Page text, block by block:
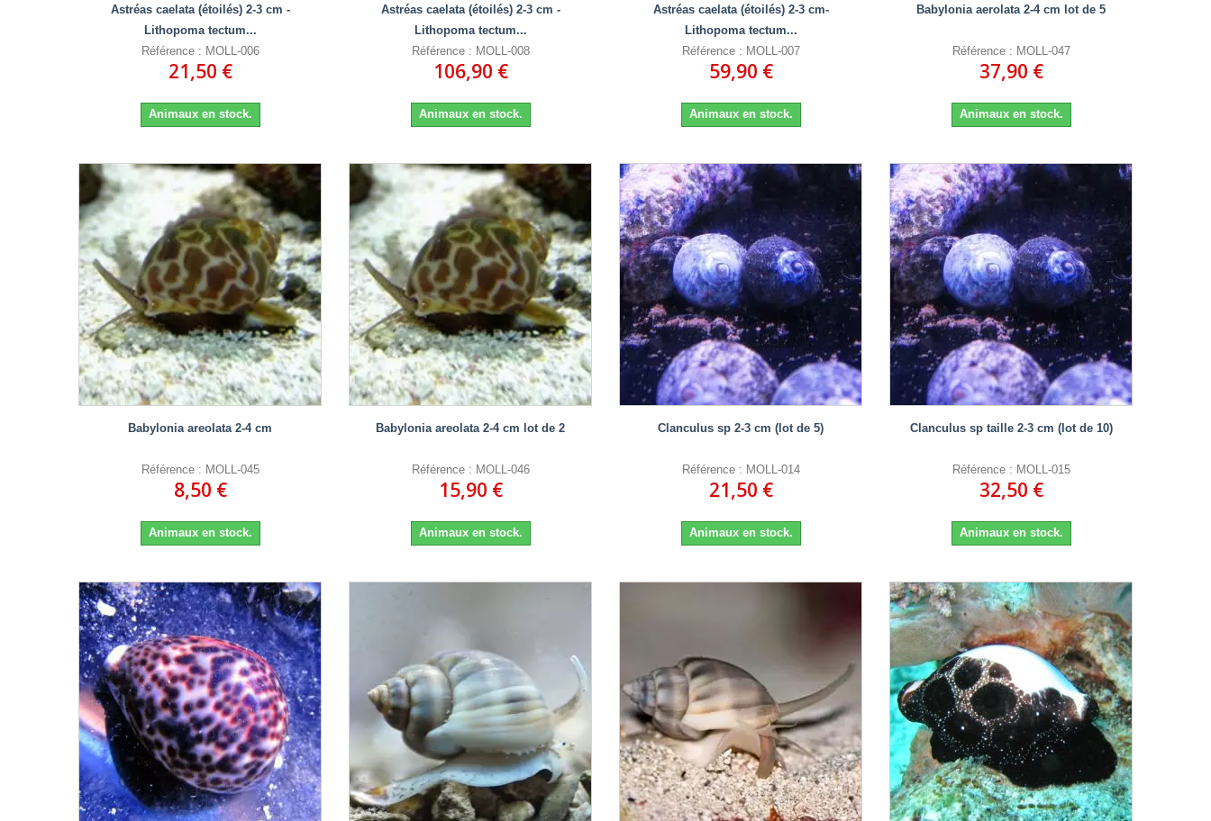
Astréas caelata (étoilés) 2-3 cm -
Lithopoma tectum...
Référence : MOLL-006
21,50 €
Animaux en stock.
Astréas caelata (étoilés) 2-3 cm -
Lithopoma tectum...
Référence : MOLL-008
106,90 €
Animaux en stock.
Astréas caelata (étoilés) 2-3 cm-
Lithopoma tectum...
Référence : MOLL-007
59,90 €
Animaux en stock.
Babylonia aerolata 2-4 cm lot de 5
Référence : MOLL-047
37,90 €
Animaux en stock.
Babylonia areolata 2-4 cm
Référence : MOLL-045
8,50 €
Animaux en stock.
Babylonia areolata 2-4 cm lot de 2
Référence : MOLL-046
15,90 €
Animaux en stock.
Clanculus sp 2-3 cm (lot de 5)
Référence : MOLL-014
21,50 €
Animaux en stock.
Clanculus sp taille 2-3 cm (lot de 10)
Référence : MOLL-015
32,50 €
Animaux en stock.